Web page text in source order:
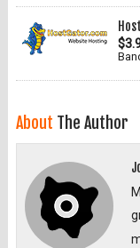
About The Author